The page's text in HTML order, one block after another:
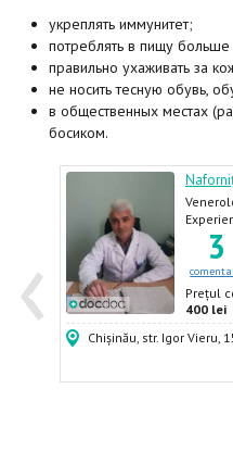
укреплять иммунитет;
потреблять в пищу больше
правильно ухаживать за
не носить тесную обувь,
в общественных местах
босиком.
‹
-
Androlog
3
Prețul
400 lei
Chișinău, str. Igor Vieru,